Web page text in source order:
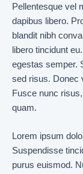
Pellentesque vel
dapibus libero.
blandit nibh
libero tincidunt
egestas semper.
sed risus. Donec
Fusce nunc
quam.
Lorem ipsum
Suspendisse
purus euismod.